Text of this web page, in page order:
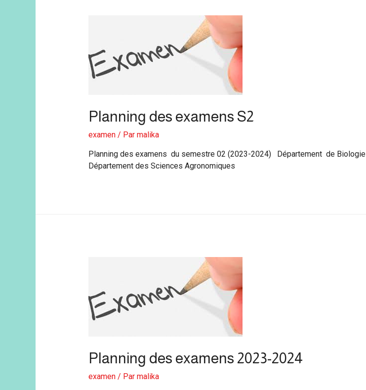
Planning des examens S2
examen/ Par malika
Planning des examens du semestre 02 (2023-2024) Département de Biologie
Département des Sciences Agronomiques
Planning des examens 2023-2024
examen/ Par malika